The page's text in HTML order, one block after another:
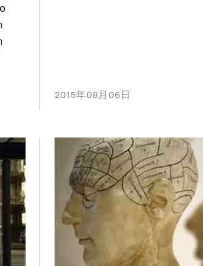
2015年08月06日